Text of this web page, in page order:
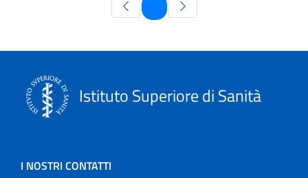
Pagina
Istituto Superiore di Sanità
I NOSTRI CONTATTI